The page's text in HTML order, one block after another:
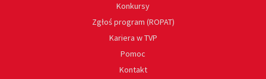
Konkursy
Zgłoś program (ROPAT)
Kariera w TVP
Pomoc
Kontakt